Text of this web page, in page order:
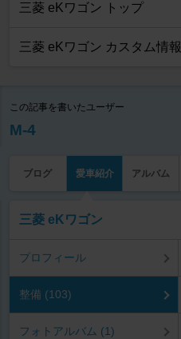
三菱 eKワゴン トップ
三菱 eKワゴン カスタム情報
この記事を書いたユーザー
M-4
ブログ 愛車紹介 アルバム
三菱 eKワゴン
プロフィール
整備 (103)
フォトアルバム (1)